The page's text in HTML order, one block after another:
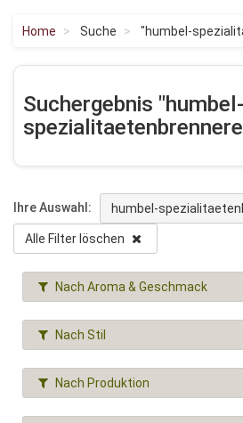
Home Suche "humbel-
Suchergebnis "humbel-
Ihre Auswahl: humbel-
Alle Filter löschen
Nach Aroma & Geschmack
Nach Stil
Nach Produktion